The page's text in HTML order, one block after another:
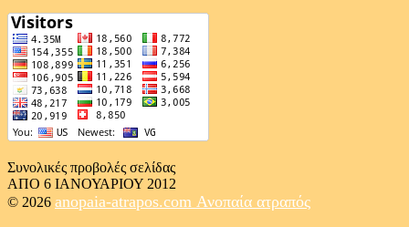
Συνολικές προβολές σελίδας
ΑΠΟ 6 ΙΑΝΟΥΑΡΙΟΥ 2012
© 2026 anopaia-atrapos.com Ανοπαία ατραπός